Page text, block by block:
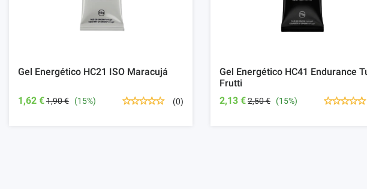
Gel Energético HC21 ISO Maracujá
1,62 €1,90 € (15%) (0)
Gel Energético HC41 Endurance
Frutti
2,13 €2,50 € (15%)